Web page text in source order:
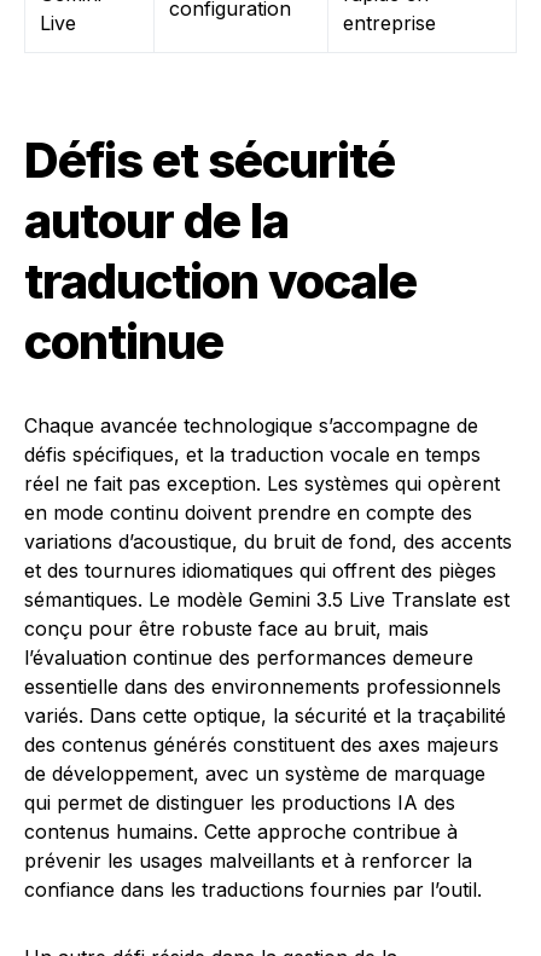
Live
configuration
entreprise
Défis et sécurité
autour de la
traduction vocale
continue
Chaque avancée technologique s’accompagne de
défis spécifiques, et la traduction vocale en temps
réel ne fait pas exception. Les systèmes qui opèrent
en mode continu doivent prendre en compte des
variations d’acoustique, du bruit de fond, des accents
et des tournures idiomatiques qui offrent des pièges
sémantiques. Le modèle Gemini 3.5 Live Translate est
conçu pour être robuste face au bruit, mais
l’évaluation continue des performances demeure
essentielle dans des environnements professionnels
variés. Dans cette optique, la sécurité et la traçabilité
des contenus générés constituent des axes majeurs
de développement, avec un système de marquage
qui permet de distinguer les productions IA des
contenus humains. Cette approche contribue à
prévenir les usages malveillants et à renforcer la
confiance dans les traductions fournies par l’outil.